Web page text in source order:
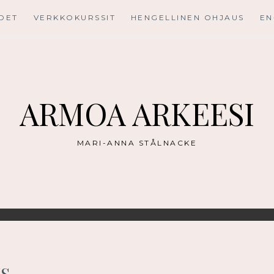
VERKKOKURSSIT HENGELLINEN OHJAUS
ARMOA ARKEESI
MARI-ANNA STÅLNACKE